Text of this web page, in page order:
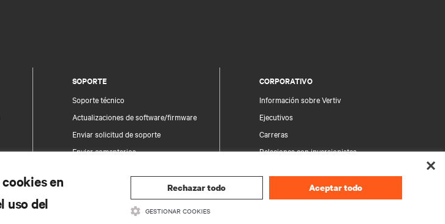
SOPORTE
Soporte técnico
Actualizaciones de software/firmware
Enviar solicitud de soporte
Enviar comentarios
Información y seguridad del producto
Informar de un problema de seguridad
CORPORATIVO
Información sobre Vertiv
Ejecutivos
Carreras
Relaciones con inversionistas
Sus opciones de privacidad
Avisos de privacidad
en
uso del
Rechazar todo Aceptar todo
GESTIONAR COOKIES